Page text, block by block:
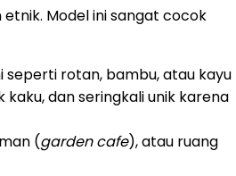
Model ini sangat cocok
rotan, bambu, atau kayu
dan seringkali unik karena
(garden cafe), atau ruang